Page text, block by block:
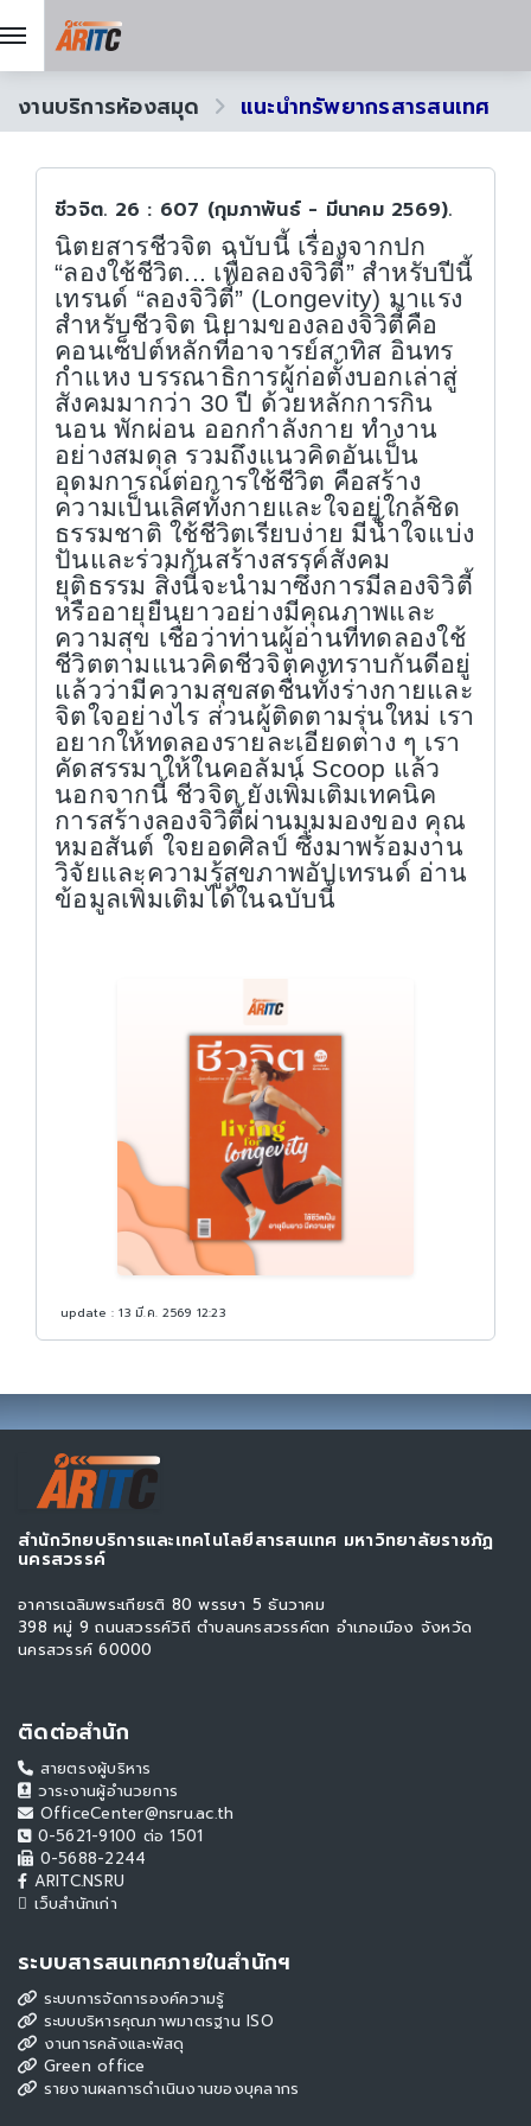
งานบริการห้องสมุด แนะนำทรัพยากรสารสนเทศ
ชีวจิต. 26 : 607 (กุมภาพันธ์ - มีนาคม 2569).
นิตยสารชีวจิต ฉบับนี้ เรื่องจากปก
“ลองใช้ชีวิต... เพื่อลองจิวิตี้” สำหรับปีนี้
เทรนด์ “ลองจิวิตี้” (Longevity) มาแรง
สำหรับชีวจิต นิยามของลองจิวิตี้คือ
คอนเซ็ปต์หลักที่อาจารย์สาทิส อินทร
กำแหง บรรณาธิการผู้ก่อตั้งบอกเล่าสู่
สังคมมากว่า 30 ปี ด้วยหลักการกิน
นอน พักผ่อน ออกกำลังกาย ทำงาน
อย่างสมดุล รวมถึงแนวคิดอันเป็น
อุดมการณ์ต่อการใช้ชีวิต คือสร้าง
ความเป็นเลิศทั้งกายและใจอยู่ใกล้ชิด
ธรรมชาติ ใช้ชีวิตเรียบง่าย มีน้ำใจแบ่ง
ปันและร่วมกันสร้างสรรค์สังคม
ยุติธรรม สิ่งนี้จะนำมาซึ่งการมีลองจิวิตี้
หรืออายุยืนยาวอย่างมีคุณภาพและ
ความสุข เชื่อว่าท่านผู้อ่านที่ทดลองใช้
ชีวิตตามแนวคิดชีวจิตคงทราบกันดีอยู่
แล้วว่ามีความสุขสดชื่นทั้งร่างกายและ
จิตใจอย่างไร ส่วนผู้ติดตามรุ่นใหม่ เรา
อยากให้ทดลองรายละเอียดต่าง ๆ เรา
คัดสรรมาให้ในคอลัมน์ Scoop แล้ว
นอกจากนี้ ชีวจิต ยังเพิ่มเติมเทคนิค
การสร้างลองจิวิตี้ผ่านมุมมองของ คุณ
หมอสันต์ ใจยอดศิลป์ ซึ่งมาพร้อมงาน
วิจัยและความรู้สุขภาพอัปเทรนด์ อ่าน
ข้อมูลเพิ่มเติมได้ในฉบับนี้
update : 13 มี.ค. 2569 12:23
สำนักวิทยบริการและเทคโนโลยีสารสนเทศ มหาวิทยาลัยราชภัฏ
นครสวรรค์
อาคารเฉลิมพระเกียรติ 80 พรรษา 5 ธันวาคม
398 หมู่ 9 ถนนสวรรค์วิถี ตำบลนครสวรรค์ตก อำเภอเมือง จังหวัด
นครสวรรค์ 60000
ติดต่อสำนัก
สายตรงผู้บริหาร
วาระงานผู้อำนวยการ
OfficeCenter@nsru.ac.th
0-5621-9100 ต่อ 1501
0-5688-2244
ARITC.NSRU
เว็บสำนักเก่า
ระบบสารสนเทศภายในสำนักฯ
ระบบการจัดการองค์ความรู้
ระบบบริหารคุณภาพมาตรฐาน ISO
งานการคลังและพัสดุ
Green office
รายงานผลการดำเนินงานของบุคลากร